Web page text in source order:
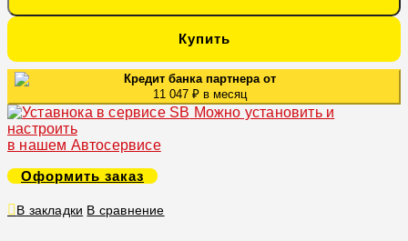
Купить
Кредит банка партнера от
11 047 ₽ в месяц
Можно установить и
настроить
в нашем Автосервисе
Оформить заказ
В закладки В сравнение